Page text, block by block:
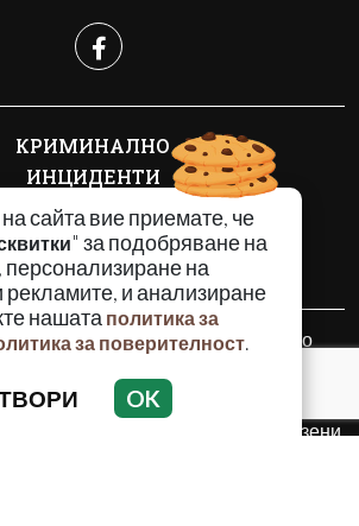
сайта вие приемате, че
" за подобряване на
на
и анализиране
нашата политика за
за поверителност.
OK
КРИМИНАЛНО
ИНЦИДЕНТИ
АНАЛИЗИ
ПО СВЕТА
ВОДЕЩИ ТЕМИ
публикуването на част или цялото
Асмара ЕООД е забранено.
| Crimes.BG. Всички права запазени.